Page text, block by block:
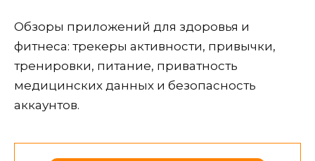
Обзоры приложений для здоровья и
фитнеса: трекеры активности, привычки,
тренировки, питание, приватность
медицинских данных и безопасность
аккаунтов.